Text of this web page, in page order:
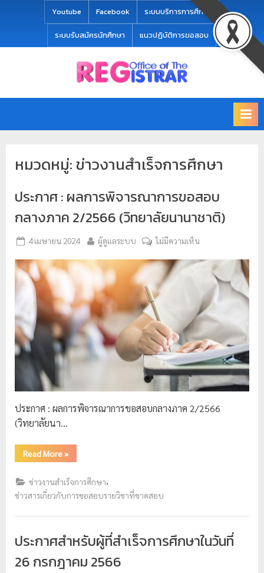
Youtube Facebook ระบบบริการการศึกษา
ระบบรับสมัครนักศึกษา แนวปฏิบัติการขอสอบ
นั
ท
เ
ย
น
ล
ะ
ป
ะ
ม
ว
ล
ผ
ล
ม
ย
the
University
หมวดหมู่:ข่าวงานสำเร็จการศึกษา
ประกาศ : ผลการพิจารณาการขอสอบ
กลางภาค 2/2566 (วิทยาลัยนานาชาติ)
4 เมษายน 2024 ผู้ดูแลระบบ ไม่มีความเห็น
ประกาศ : ผลการพิจารณาการขอสอบกลางภาค 2/2566
(วิทยาลัยนา…
Read More»
ข่าวงานสำเร็จการศึกษา,
ข่าวสารเกี่ยวกับการขอสอบรายวิชาที่ขาดสอบ
ประกาศสำหรับผู้ที่สำเร็จการศึกษาในวันที่
26 กรกฎาคม 2566
modal-check